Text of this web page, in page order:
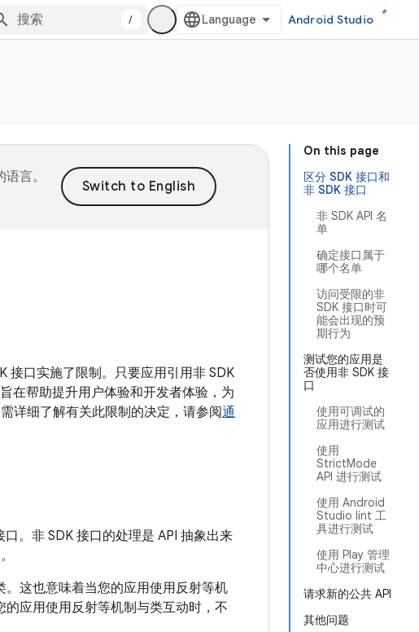
/ Android Studio
On this page
区分 SDK 接口和
非 SDK 接口
非 SDK API 名
单
确定接口属于
哪个名单
访问受限的非
SDK 接口时可
能会出现的预
期行为
测试您的应用是
否使用非 SDK 接
口
使用可调试的
应用进行测试
使用
StrictMode
API 进行测试
使用 Android
Studio lint 工
具进行测试
使用 Play 管理
中心进行测试
请求新的公共 API
其他问题
言。
接口实施了限制。只要应用引用非 SDK
在帮助提升用户体验和开发者体验，为
详细了解有关此限制的决定，请参阅通
。非 SDK 接口的处理是 API 抽象出来
这也意味着当您的应用使用反射等机
应用使用反射等机制与类互动时，不